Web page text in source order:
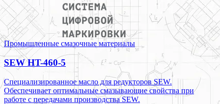
Промышленные смазочные материалы
SEW HT-460-5
Специализированное масло для редукторов SEW.
Обеспечивает оптимальные смазывающие свойства при
работе с передачами производства SEW.